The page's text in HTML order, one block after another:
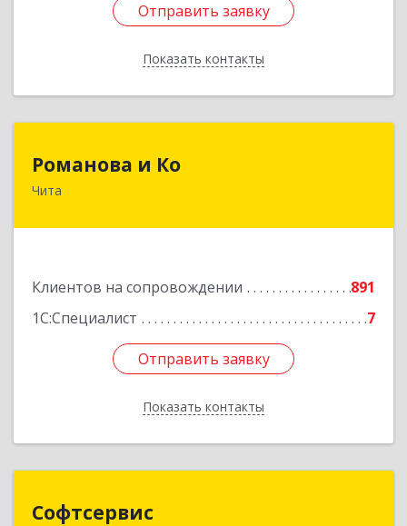
Отправить заявку
Показать контакты
Отправить заявку
Назад
Романова и Ко
Чита
Клиентов на сопровождении
891
1С:Специалист
7
Отправить заявку
Показать контакты
672000, Забайкальский край, Чита г, Анохина
Отправить заявку
Назад
Софтсервис